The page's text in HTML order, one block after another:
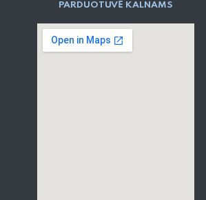
PARD​UOTUVĖ​ KALNAMS